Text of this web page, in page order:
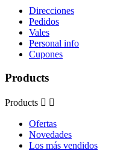
Direcciones
Pedidos
Vales
Personal info
Cupones
Products
Products  
Ofertas
Novedades
Los más vendidos